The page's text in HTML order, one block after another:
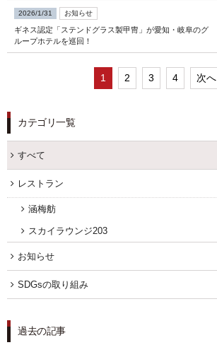
2026/1/31 お知らせ
ギネス認定「ステンドグラス製甲冑」が愛知・岐阜のグ
ループホテルを巡回！
1 2 3 4 次へ
カテゴリ一覧
すべて
レストラン
涵梅舫
スカイラウンジ203
お知らせ
SDGsの取り組み
過去の記事